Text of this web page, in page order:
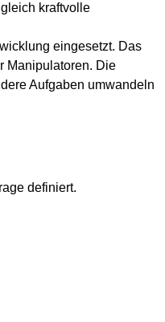
kraftvolle
eingesetzt. Das
Manipulatoren. Die
Aufgaben umwandeln
definiert.